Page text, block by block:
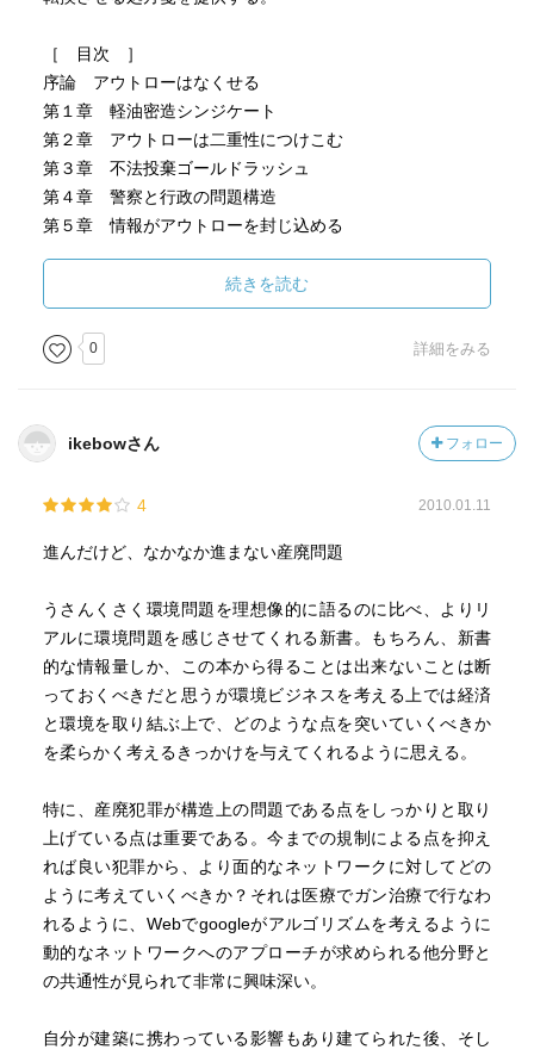
［ 目次 ］
序論 アウトローはなくせる
第１章 軽油密造シンジケート
第２章 アウトローは二重性につけこむ
第３章 不法投棄ゴールドラッシュ
第４章 警察と行政の問題構造
第５章 情報がアウトローを封じ込める
第７章 ベンチャーによるアウトローの超克
第８章 環境アウトローに業界再編を仕掛ける
［ ＰＯＰ ］
［ おすすめ度 ］
☆☆☆☆☆☆☆ おすすめ度
☆☆☆☆☆☆☆ 文章
☆☆☆☆☆☆☆ メッセージ性
☆☆☆☆☆☆☆ 冒険性
☆☆☆☆☆☆☆ 読後の個人的な満足度
共感度（空振り三振・一部・参った！）
読書の速度（時間がかかった・普通・一気に読んだ）
［ 参考となる書評 ］
続きを読む
0 詳細をみる
ikebowさん フォロー
4 2010.01.11
進んだけど、なかなか進まない産廃問題
うさんくさく環境問題を理想像的に語るのに比べ、よりリ
アルに環境問題を感じさせてくれる新書。もちろん、新書
的な情報量しか、この本から得ることは出来ないことは断
っておくべきだと思うが環境ビジネスを考える上では経済
と環境を取り結ぶ上で、どのような点を突いていくべきか
を柔らかく考えるきっかけを与えてくれるように思える。
特に、産廃犯罪が構造上の問題である点をしっかりと取り
上げている点は重要である。今までの規制による点を抑え
れば良い犯罪から、より面的なネットワークに対してどの
ように考えていくべきか？それは医療でガン治療で行なわ
れるように、Webでgoogleがアルゴリズムを考えるように
動的なネットワークへのアプローチが求められる他分野と
の共通性が見られて非常に興味深い。
自分が建築に携わっている影響もあり建てられた後、そし